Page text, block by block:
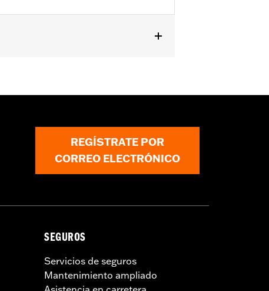
REGÍSTRATE POR
CORREO ELECTRÓNICO
SEGUROS
Servicios de seguros
Mantenimiento ampliado